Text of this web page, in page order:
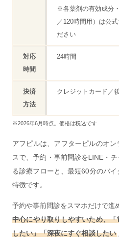
※各薬剤の有効成分
／120時間用）は公
ださい
対応
時間
24時間
決済
方法
クレジットカード／
※2026年6月時点。価格は税込です
アフピルは、アフターピルのオ
スで、予約・事前問診をLINE・
る診療フローと、最短60分のバ
特徴です。
予約や事前問診をスマホだけで進
中心にやり取りしやすいため、
したい」「深夜にすぐ相談したい